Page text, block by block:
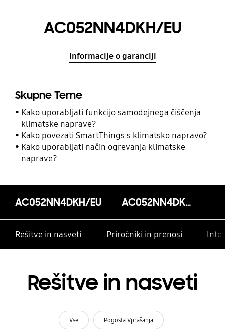
AC052NN4DKH/EU
Informacije o garanciji
Skupne Teme
Kako uporabljati funkcijo samodejnega čiščenja
klimatske naprave?
Kako povezati SmartThings s klimatsko napravo?
Kako uporabljati način ogrevanja klimatske
naprave?
AC052NN4DKH/EU AC052NN4DKH/EU
Rešitve in nasveti Priročniki in prenosi
Rešitve in nasveti
Vse Pogosta Vprašanja